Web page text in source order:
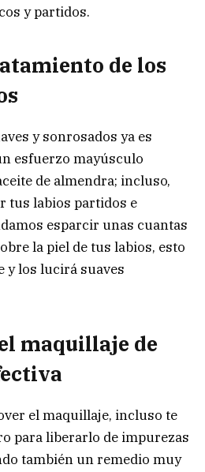
y partidos.
de los
y sonrosados ya es
esfuerzo mayúsculo
de almendra; incluso,
tus labios partidos e
esparcir unas cuantas
la piel de tus labios, esto
y los lucirá suaves
maquillaje de
el maquillaje, incluso te
para liberarlo de impurezas
también un remedio muy